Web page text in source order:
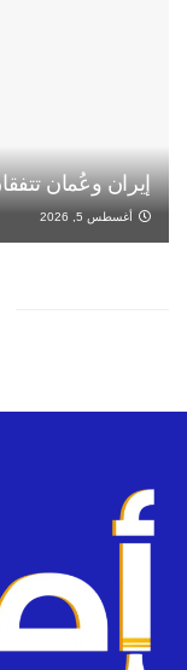
إيران وعُمان
أغسطس 5, 2026